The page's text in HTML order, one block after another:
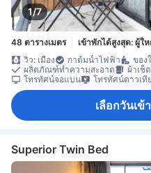
1/7
48 ตารางเมตร เข้าพักได้สูงสุด: ผู้ใ
วิว: เมือง
กาต้มน้ำไฟฟ้า ของ
ผลิตภัณฑ์ทำความสะอาด
ผ้าเช็
โทรทัศน์จอแบน
โทรทัศน์ดาวเที
เลือกวันเข้
Superior Twin Bed